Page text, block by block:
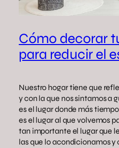
Cómo decorar
para reducir el
Nuestro hogar tiene que
y con la que nos sintamos a
es el lugar donde más
es el lugar al que volvemos
tan importante el lugar que
las que lo acondicionamos y